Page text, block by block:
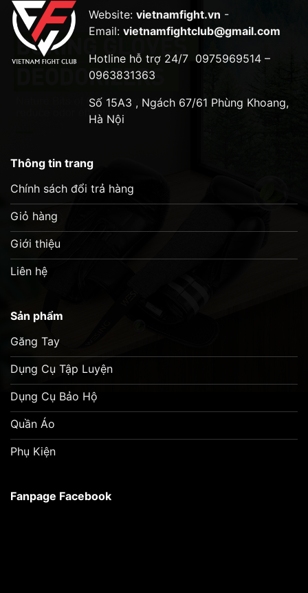
Website: vietnamfight.vn -
Email: vietnamfightclub@gmail.com
Hotline hỗ trợ 24/7 0975969514 –
0963831363
Số 15A3 , Ngách 67/61 Phùng Khoang,
Hà Nội
Thông tin trang
Chính sách đổi trả hàng
Giỏ hàng
Giới thiệu
Liên hệ
Sản phẩm
Găng Tay
Dụng Cụ Tập Luyện
Dụng Cụ Bảo Hộ
Quần Áo
Phụ Kiện
Fanpage Facebook